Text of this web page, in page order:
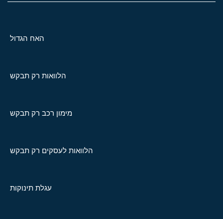
האח הגדול
הלוואות רק תבקש
מימון רכב רק תבקש
הלוואות לעסקים רק תבקש
עגלת תינוקות